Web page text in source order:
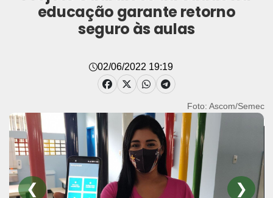
educação garante retorno
seguro às aulas
02/06/2022 19:19
Foto: Ascom/Semec
❮ ❯